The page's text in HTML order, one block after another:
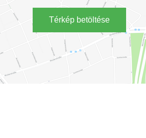
Térkép betöltése